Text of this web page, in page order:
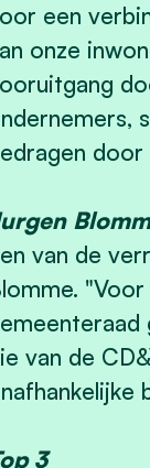
een
onze
door
van de
van de
3